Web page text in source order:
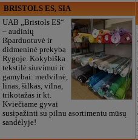
BRISTOLS ES, SIA
UAB „Bristols ES“
– audinių
išparduotuvė ir
didmeninė prekyba
Rygoje. Kokybiška
tekstilė siuvimui ir
gamybai: medvilnė,
linas, šilkas, vilna,
trikotažas ir kt.
Kviečiame gyvai
susipažinti su pilnu asortimentu mūsų
sandėlyje!